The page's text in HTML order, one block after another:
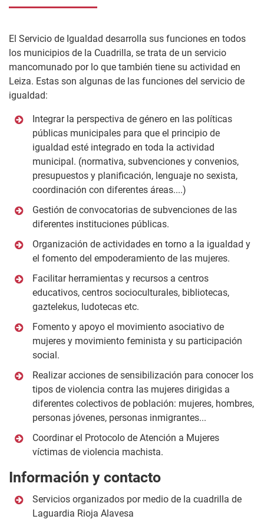
El Servicio de Igualdad desarrolla sus funciones en todos
los municipios de la Cuadrilla, se trata de un servicio
mancomunado por lo que también tiene su actividad en
Leiza. Estas son algunas de las funciones del servicio de
igualdad:
Integrar la perspectiva de género en las políticas
públicas municipales para que el principio de
igualdad esté integrado en toda la actividad
municipal. (normativa, subvenciones y convenios,
presupuestos y planificación, lenguaje no sexista,
coordinación con diferentes áreas....)
Gestión de convocatorias de subvenciones de las
diferentes instituciones públicas.
Organización de actividades en torno a la igualdad y
el fomento del empoderamiento de las mujeres.
Facilitar herramientas y recursos a centros
educativos, centros socioculturales, bibliotecas,
gaztelekus, ludotecas etc.
Fomento y apoyo el movimiento asociativo de
mujeres y movimiento feminista y su participación
social.
Realizar acciones de sensibilización para conocer los
tipos de violencia contra las mujeres dirigidas a
diferentes colectivos de población: mujeres, hombres,
personas jóvenes, personas inmigrantes...
Coordinar el Protocolo de Atención a Mujeres
víctimas de violencia machista.
Información y contacto
Servicios organizados por medio de la cuadrilla de
Laguardia Rioja Alavesa